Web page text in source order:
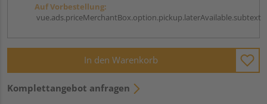
Auf Vorbestellung:
vue.ads.priceMerchantBox.option.pickup.laterAvailable.subtext
In den Warenkorb
Komplettangebot anfragen